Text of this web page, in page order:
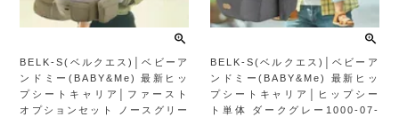
BELK-S(ベルクエス)│ベビーア
ンドミー(BABY&Me) 最新ヒッ
プシートキャリア│ファースト
オプションセット ノースグリー
BELK-S(ベルクエス)│ベビーア
ンドミー(BABY&Me) 最新ヒッ
プシートキャリア│ヒップシー
ト単体 ダークグレー1000-07-